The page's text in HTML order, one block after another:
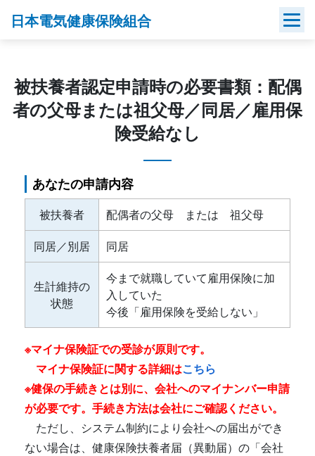
日本電気健康保険組合
被扶養者認定申請時の必要書類：配偶
者の父母または祖父母／同居／雇用保
険受給なし
あなたの申請内容
被扶養者
配偶者の父母 または 祖父母
同居／別居
同居
生計維持の
状態
今まで就職していて雇用保険に加
入していた
今後「雇用保険を受給しない」
※マイナ保険証での受診が原則です。
マイナ保険証に関する詳細はこちら
※健保の手続きとは別に、会社へのマイナンバー申請
が必要です。手続き方法は会社にご確認ください。
ただし、システム制約により会社への届出ができ
ない場合は、健康保険扶養者届（異動届）の「会社